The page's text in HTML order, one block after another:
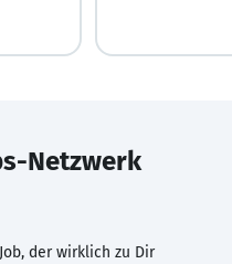
Netzwerk
der wirklich zu Dir